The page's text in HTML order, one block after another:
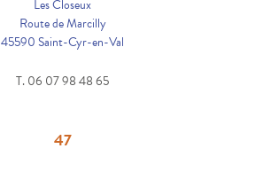
Les Closeux
Route de Marcilly
45590 Saint-Cyr-en-Val
T. 06 07 98 48 65
47